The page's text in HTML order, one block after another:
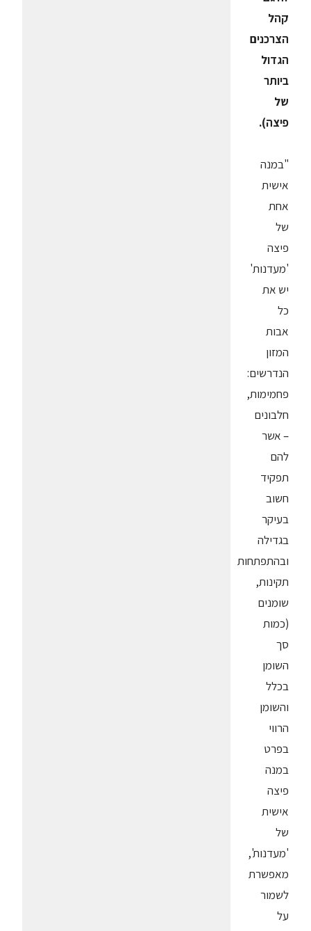
קהל
הצרכנים
הגדול
ביותר
של
פיצה).
"במנה
אישית
אחת
של
פיצה
'מעדנות'
יש את
כל
אבות
המזון
הנדרשים:
פחמימות,
חלבונים
– אשר
להם
תפקיד
חשוב
בעיקר
בגדילה
ובהתפתחות
תקינות,
שומנים
(כמות
סך
השומן
בכלל
והשומן
הרווי
בפרט
במנה
פיצה
אישית
של
'מעדנות',
מאפשרת
לשמור
על